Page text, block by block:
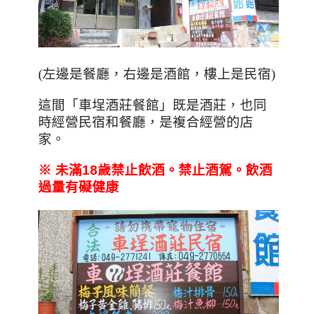
(左邊是餐廳，右邊是酒館，樓上是民宿)
這間「車埕酒莊餐館」既是酒莊，也同
時經營民宿和餐廳，是複合經營的店
家。
※ 未滿18歲禁止飲酒。禁止酒駕。飲酒
過量有礙健康